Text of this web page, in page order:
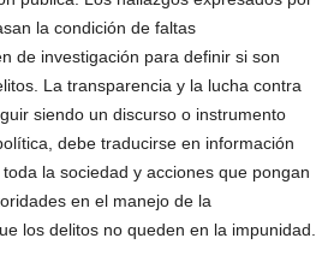
la condición de faltas
de investigación para definir si son
La transparencia y la lucha contra
siendo un discurso o instrumento
debe traducirse en información
la sociedad y acciones que pongan
en el manejo de la
los delitos no queden en la impunidad.